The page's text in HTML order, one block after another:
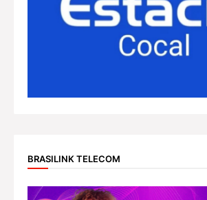
BRASILINK TELECOM